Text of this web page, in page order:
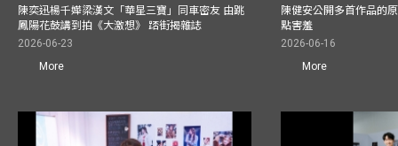
陳奕迅楊千嬅梁漢文「華星三寶」同車密友 由跳
鳳陽花鼓講到拍《大激想》 踎街揭雜誌
2026-06-23
More
陳健安公開多首作品的
點害羞
2026-06-16
More